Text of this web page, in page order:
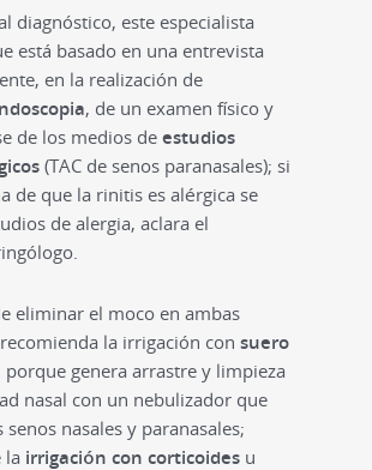
diagnóstico, este especialista
está basado en una entrevista
en la realización de
, de un examen físico y
de los medios de estudios
(TAC de senos paranasales); si
de que la rinitis es alérgica se
de alergia, aclara el
eliminar el moco en ambas
la irrigación con suero
porque genera arrastre y limpieza
nasal con un nebulizador que
senos nasales y paranasales;
la irrigación con corticoides u